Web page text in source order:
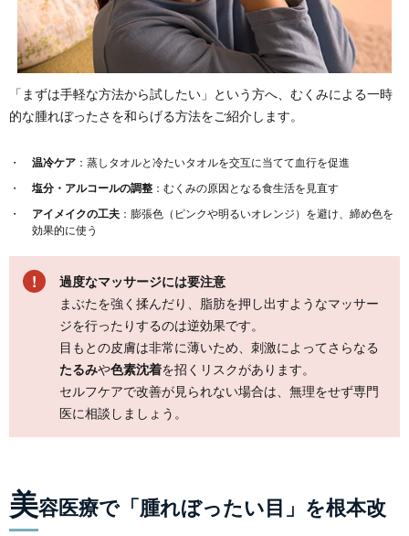
「まずは手軽な方法から試したい」という方へ、むくみによる一時
的な腫れぼったさを和らげる方法をご紹介します。
温冷ケア ：蒸しタオルと冷たいタオルを交互に当てて血行を促進
塩分・アルコールの調整 ：むくみの原因となる食生活を見直す
アイメイクの工夫 ：膨張色（ピンクや明るいオレンジ）を避け、締め色を
効果的に使う
過度なマッサージには要注意
まぶたを強く揉んだり、脂肪を押し出すようなマッサー
ジを行ったりするのは逆効果です。
目もとの皮膚は非常に薄いため、刺激によってさらなる
たるみや色素沈着を招くリスクがあります。
セルフケアで改善が見られない場合は、無理をせず専門
医に相談しましょう。
美容医療で「腫れぼったい目」を根本改